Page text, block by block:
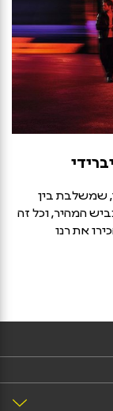
שמשלבת בין
המהיר, וכל זה
את רנו